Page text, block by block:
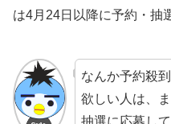
は4月24日以降に予約・抽
なんか予約殺
欲しい人は、
抽選に応募し